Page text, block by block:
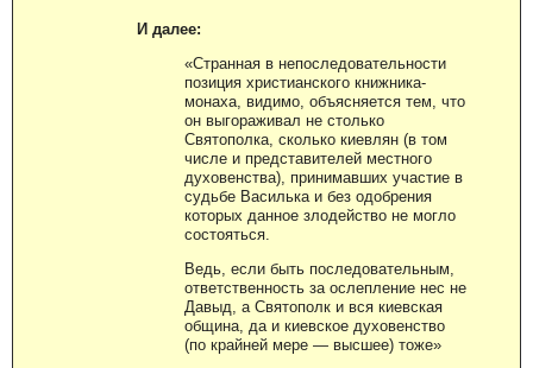
И далее:
«Странная в непоследовательности
позиция христианского книжника-
монаха, видимо, объясняется тем, что
он выгораживал не столько
Святополка, сколько киевлян (в том
числе и представителей местного
духовенства), принимавших участие в
судьбе Василька и без одобрения
которых данное злодейство не могло
состояться.
Ведь, если быть последовательным,
ответственность за ослепление нес не
Давыд, а Святополк и вся киевская
община, да и киевское духовенство
(по крайней мере — высшее) тоже»